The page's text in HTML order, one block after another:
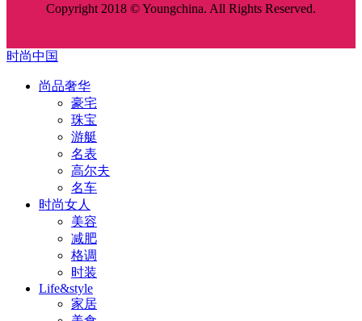
Copyright 2018 © Youngchina. All Rights Reserved.
时尚中国
尚品奢华
豪宅
珠宝
游艇
名表
高尔夫
名车
时尚女人
美容
减肥
格调
时装
Life&style
家居